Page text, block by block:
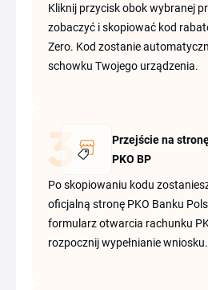
Kliknij przycisk obok wybranej
zobaczyć i skopiować kod
Zero. Kod zostanie
schowku Twojego urządzenia.
Przejście na
PKO BP
Po skopiowaniu kodu
oficjalną stronę PKO Banku
formularz otwarcia rachunku
rozpocznij wypełnianie wniosku.